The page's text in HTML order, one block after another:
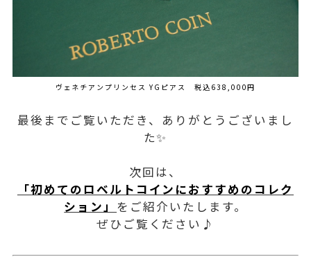
ヴェネチアンプリンセス YGピアス 税込638,000円
最後までご覧いただき、ありがとうございまし
た✨
次回は、
「初めてのロベルトコインにおすすめのコレク
ション」 をご紹介いたします。
ぜひご覧ください♪